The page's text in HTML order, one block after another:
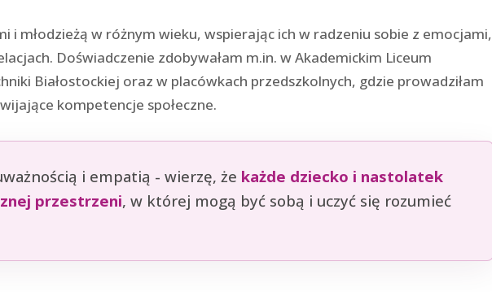
i młodzieżą w różnym wieku, wspierając ich w radzeniu sobie z emocjami,
Doświadczenie zdobywałam m.in. w Akademickim Liceum
Białostockiej oraz w placówkach przedszkolnych, gdzie prowadziłam
kompetencje społeczne.
i empatią - wierzę, że każde dziecko i nastolatek
przestrzeni, w której mogą być sobą i uczyć się rozumieć